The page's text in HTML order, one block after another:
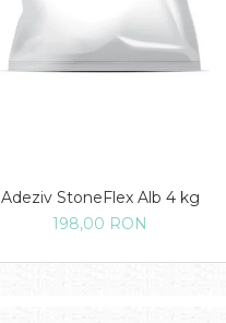
Adeziv StoneFlex Alb 4 kg
198,00 RON